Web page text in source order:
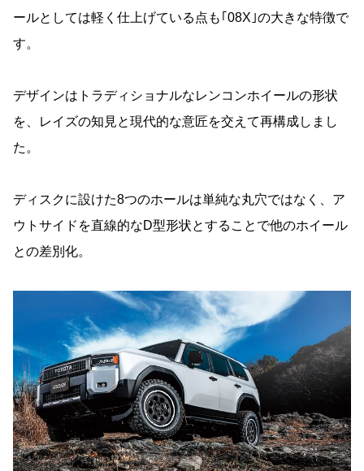
ールとしては軽く仕上げている点も｢08X｣の大きな特徴で
す。
デザインはトラディショナルなレンコンホイールの形状
を、レイズの知見と現代的な意匠を交えて再構成しまし
た。
ディスクに設けた8つのホールは単純な丸穴ではなく、ア
ウトサイドを直線的なD型形状とすることで他のホイール
との差別化。